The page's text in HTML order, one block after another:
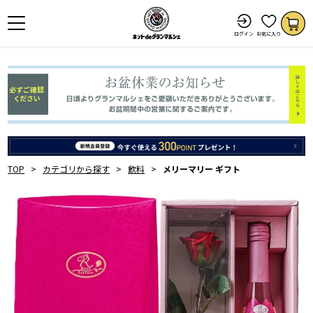
ログイン お気に入り
TOP カテゴリから探す 飲料 メリーマリー ギフト